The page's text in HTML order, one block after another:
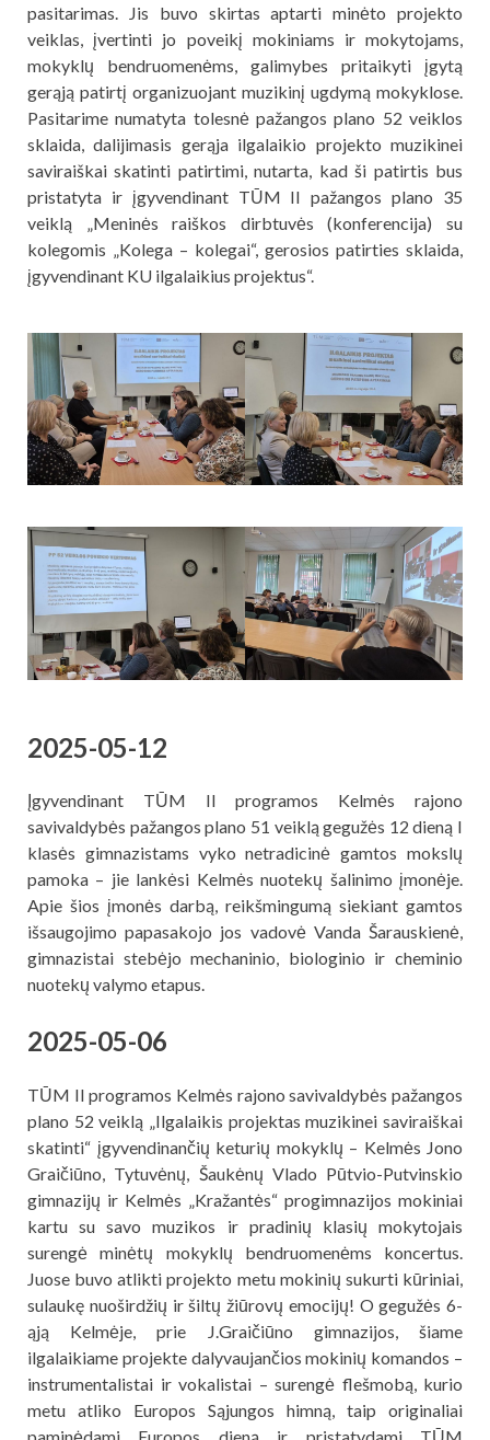
pasitarimas. Jis buvo skirtas aptarti minėto projekto
veiklas, įvertinti jo poveikį mokiniams ir mokytojams,
mokyklų bendruomenėms, galimybes pritaikyti įgytą
gerąją patirtį organizuojant muzikinį ugdymą mokyklose.
Pasitarime numatyta tolesnė pažangos plano 52 veiklos
sklaida, dalijimasis gerąja ilgalaikio projekto muzikinei
saviraiškai skatinti patirtimi, nutarta, kad ši patirtis bus
pristatyta ir įgyvendinant TŪM II pažangos plano 35
veiklą „Meninės raiškos dirbtuvės (konferencija) su
kolegomis „Kolega – kolegai“, gerosios patirties sklaida,
įgyvendinant KU ilgalaikius projektus“.
2025-05-12
Įgyvendinant TŪM II programos Kelmės rajono
savivaldybės pažangos plano 51 veiklą gegužės 12 dieną I
klasės gimnazistams vyko netradicinė gamtos mokslų
pamoka – jie lankėsi Kelmės nuotekų šalinimo įmonėje.
Apie šios įmonės darbą, reikšmingumą siekiant gamtos
išsaugojimo papasakojo jos vadovė Vanda Šarauskienė,
gimnazistai stebėjo mechaninio, biologinio ir cheminio
nuotekų valymo etapus.
2025-05-06
TŪM II programos Kelmės rajono savivaldybės pažangos
plano 52 veiklą „Ilgalaikis projektas muzikinei saviraiškai
skatinti“ įgyvendinančių keturių mokyklų – Kelmės Jono
Graičiūno, Tytuvėnų, Šaukėnų Vlado Pūtvio-Putvinskio
gimnazijų ir Kelmės „Kražantės“ progimnazijos mokiniai
kartu su savo muzikos ir pradinių klasių mokytojais
surengė minėtų mokyklų bendruomenėms koncertus.
Juose buvo atlikti projekto metu mokinių sukurti kūriniai,
sulaukę nuoširdžių ir šiltų žiūrovų emocijų! O gegužės 6-
ąją Kelmėje, prie J.Graičiūno gimnazijos, šiame
ilgalaikiame projekte dalyvaujančios mokinių komandos –
instrumentalistai ir vokalistai – surengė flešmobą, kurio
metu atliko Europos Sąjungos himną, taip originaliai